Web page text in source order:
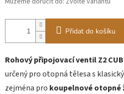
Přidat do košíku
Rohový připojovací ventil Z2
určený pro otopná tělesa s
zejména pro koupelnové otopné